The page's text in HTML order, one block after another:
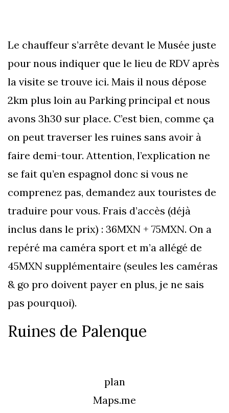
Le chauffeur s’arrête devant le Musée juste
pour nous indiquer que le lieu de RDV après
la visite se trouve ici. Mais il nous dépose
2km plus loin au Parking principal et nous
avons 3h30 sur place. C’est bien, comme ça
on peut traverser les ruines sans avoir à
faire demi-tour. Attention, l’explication ne
se fait qu’en espagnol donc si vous ne
comprenez pas, demandez aux touristes de
traduire pour vous. Frais d’accès (déjà
inclus dans le prix) : 36MXN + 75MXN. On a
repéré ma caméra sport et m’a allégé de
45MXN supplémentaire (seules les caméras
& go pro doivent payer en plus, je ne sais
pas pourquoi).
Ruines de Palenque
plan
Maps.me